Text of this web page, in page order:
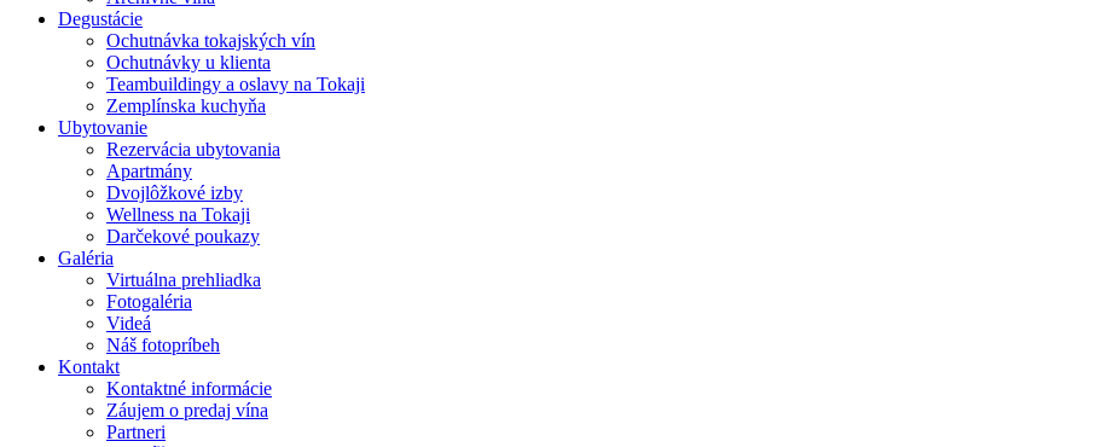
Degustácie
Ochutnávka tokajských vín
Ochutnávky u klienta
Teambuildingy a oslavy na Tokaji
Zemplínska kuchyňa
Ubytovanie
Rezervácia ubytovania
Apartmány
Dvojlôžkové izby
Wellness na Tokaji
Darčekové poukazy
Galéria
Virtuálna prehliadka
Fotogaléria
Videá
Náš fotopríbeh
Kontakt
Kontaktné informácie
Záujem o predaj vína
Partneri